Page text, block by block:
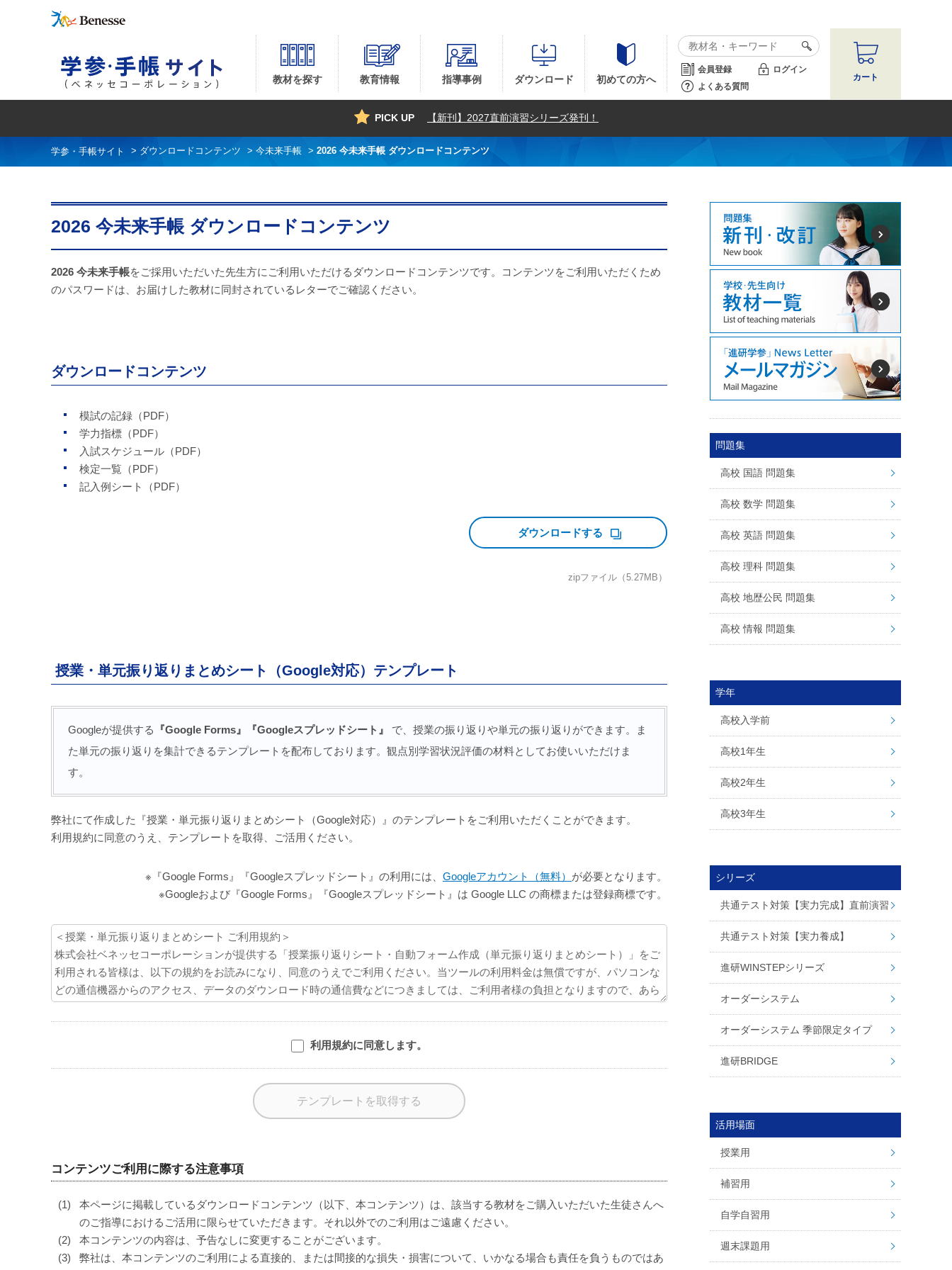
教材を探す 教育情報 指導事例 ダウンロード 初めての方へ
会員登録
ログイン
よくある質問
カート
PICK UP 【新刊】2027直前演習シリーズ発刊！
> ダウンロードコンテンツ > 今未来手帳 > 2026 今未来手帳 ダウンロードコンテンツ
問題集
高校 国語 問題集
高校 数学 問題集
高校 英語 問題集
高校 理科 問題集
高校 地歴公民 問題集
高校 情報 問題集
学年
高校入学前
高校1年生
高校2年生
高校3年生
シリーズ
共通テスト対策【実力完成】直前演習
共通テスト対策【実力養成】
進研WINSTEPシリーズ
オーダーシステム
オーダーシステム 季節限定タイプ
進研BRIDGE
活用場面
授業用
補習用
自学自習用
週末課題用
2026 今未来手帳 ダウンロードコンテンツ
2026 今未来手帳をご採用いただいた先生方にご利用いただけるダウンロードコンテンツです。コンテンツをご利用いただくため
のパスワードは、お届けした教材に同封されているレターでご確認ください。
ダウンロードコンテンツ
模試の記録（PDF）
学力指標（PDF）
入試スケジュール（PDF）
検定一覧（PDF）
記入例シート（PDF）
ダウンロードする
zipファイル（5.27MB）
授業・単元振り返りまとめシート（Google対応）テンプレート
Googleが提供する 『Google Forms』 『Googleスプレッドシート』 で、授業の振り返りや単元の振り返りができます。ま
た単元の振り返りを集計できるテンプレートを配布しております。観点別学習状況評価の材料としてお使いいただけま
す。
弊社にて作成した『授業・単元振り返りまとめシート（Google対応）』のテンプレートをご利用いただくことができます。
利用規約に同意のうえ、テンプレートを取得、ご活用ください。
※『Google Forms』『Googleスプレッドシート』の利用には、 Googleアカウント（無料） が必要となります。
※Googleおよび『Google Forms』『Googleスプレッドシート』は Google LLC の商標または登録商標です。
利用規約に同意します。
コンテンツご利用に際する注意事項
本ページに掲載しているダウンロードコンテンツ（以下、本コンテンツ）は、該当する教材をご購入いただいた生徒さんへ
のご指導におけるご活用に限らせていただきます。それ以外でのご利用はご遠慮ください。
本コンテンツの内容は、予告なしに変更することがございます。
弊社は、本コンテンツのご利用による直接的、または間接的な損失・損害について、いかなる場合も責任を負うものではあ